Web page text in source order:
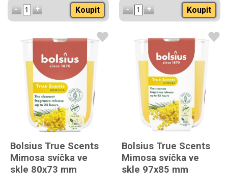
Koupit Koupit
Bolsius True Scents
Mimosa svíčka ve
skle 80x73 mm
Bolsius True Scents
Mimosa svíčka ve
skle 97x85 mm